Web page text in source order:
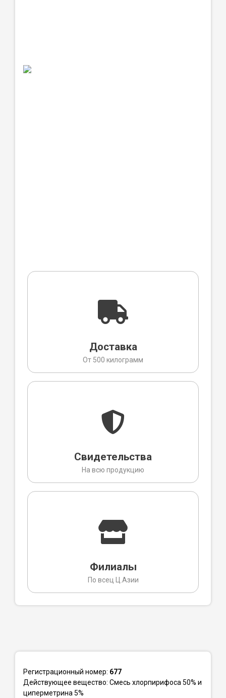
Доставка
От 500 килограмм
Свидетельства
На всю продукцию
Филиалы
По всец Ц.Азии
Регистрационный номер: 677
Действующее вещество: Смесь хлорпирифоса 50% и
циперметрина 5%